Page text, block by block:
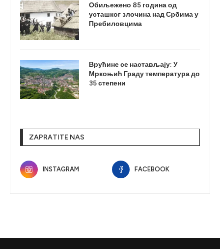
Обиљежено 85 година од
усташког злочина над Србима у
Пребиловцима
Врућине се настављају: У
Мркоњић Граду температура до
35 степени
ZAPRATITE NAS
INSTAGRAM FACEBOOK